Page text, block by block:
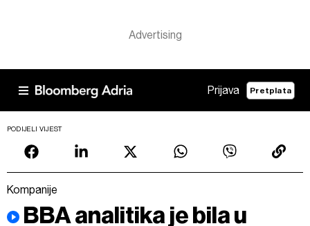
Prijava Pretplata
PODIJELI VIJEST
Kompanije
BBA analitika je bila u